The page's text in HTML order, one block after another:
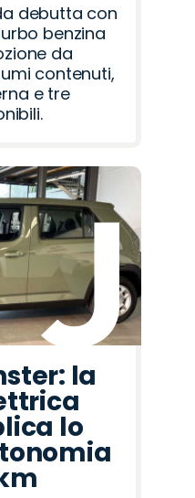
debutta con
benzina
da
contenuti,
e tre
la
lo